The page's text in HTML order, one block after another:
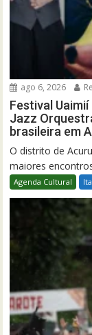
ago 6, 2026
Festival
Jazz
brasileira em
O distrito de
maiores
Agenda Cultural